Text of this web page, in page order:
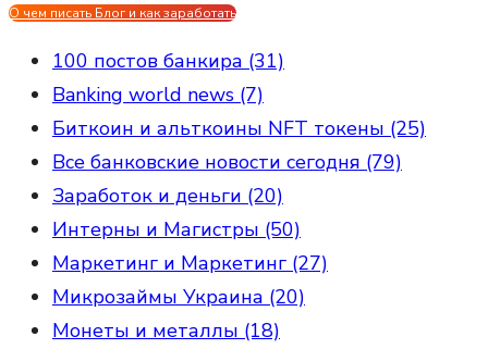
О чем писать Блог и как заработать
100 постов банкира (31)
Banking world news (7)
Биткоин и альткоины NFT токены (25)
Все банковские новости сегодня (79)
Заработок и деньги (20)
Интерны и Магистры (50)
Маркетинг и Маркетинг (27)
Микрозаймы Украина (20)
Монеты и металлы (18)